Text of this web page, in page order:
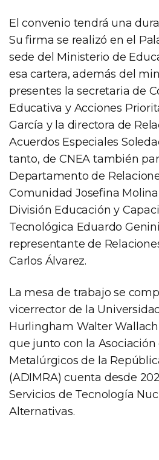
El convenio tendrá una
Su firma se realizó en el
sede del Ministerio de
esa cartera, además del
presentes la secretaria de
Educativa y Acciones
García y la directora de
Acuerdos Especiales
tanto, de CNEA también
Departamento de
Comunidad Josefina
División Educación y
Tecnológica Eduardo
representante de
Carlos Álvarez.
La mesa de trabajo se
vicerrector de la
Hurlingham Walter
que junto con la
Metalúrgicos de la
(ADIMRA) cuenta desde
Servicios de Tecnología
Alternativas.